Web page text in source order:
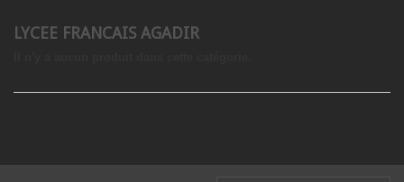
LYCEE FRANCAIS AGADIR